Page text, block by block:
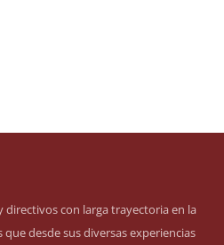
directivos con larga trayectoria en la
desde sus diversas experiencias